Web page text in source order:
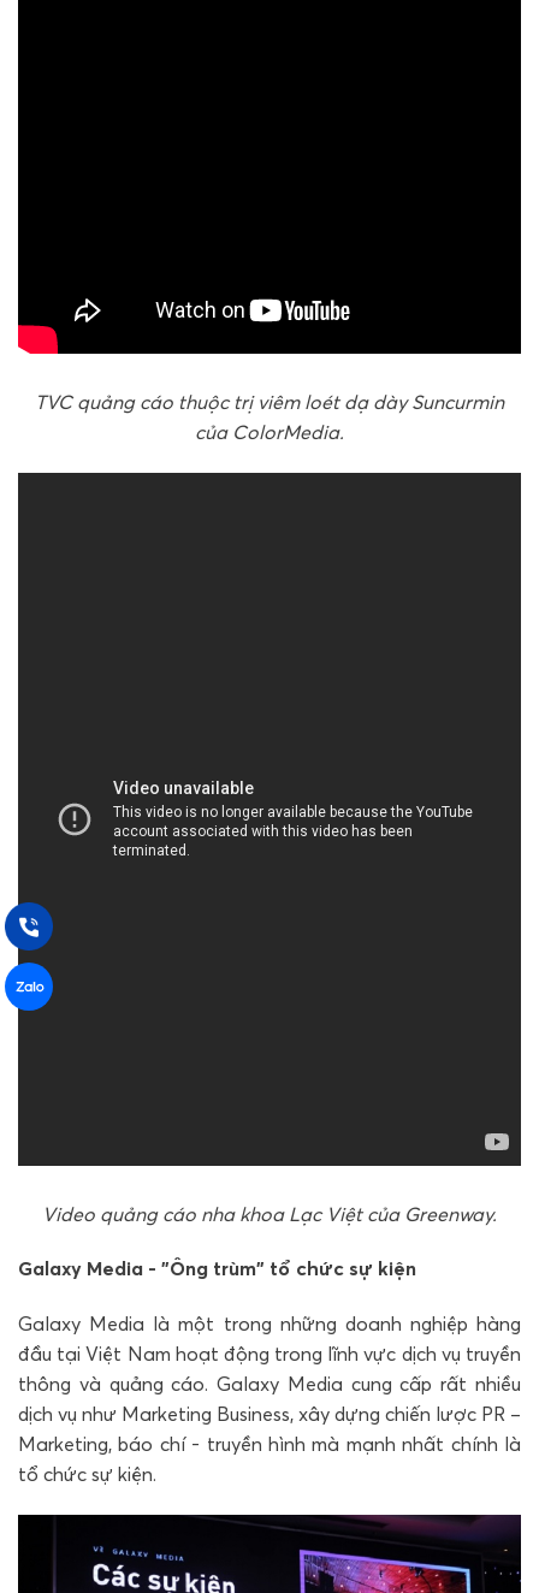
TVC quảng cáo thuộc trị viêm loét dạ dày Suncurmin
của ColorMedia.
Video quảng cáo nha khoa Lạc Việt của Greenway.
Galaxy Media - "Ông trùm" tổ chức sự kiện
Galaxy Media là một trong những doanh nghiệp hàng
đầu tại Việt Nam hoạt động trong lĩnh vực dịch vụ truyền
thông và quảng cáo. Galaxy Media cung cấp rất nhiều
dịch vụ như Marketing Business, xây dựng chiến lược PR –
Marketing, báo chí - truyền hình mà mạnh nhất chính là
tổ chức sự kiện.